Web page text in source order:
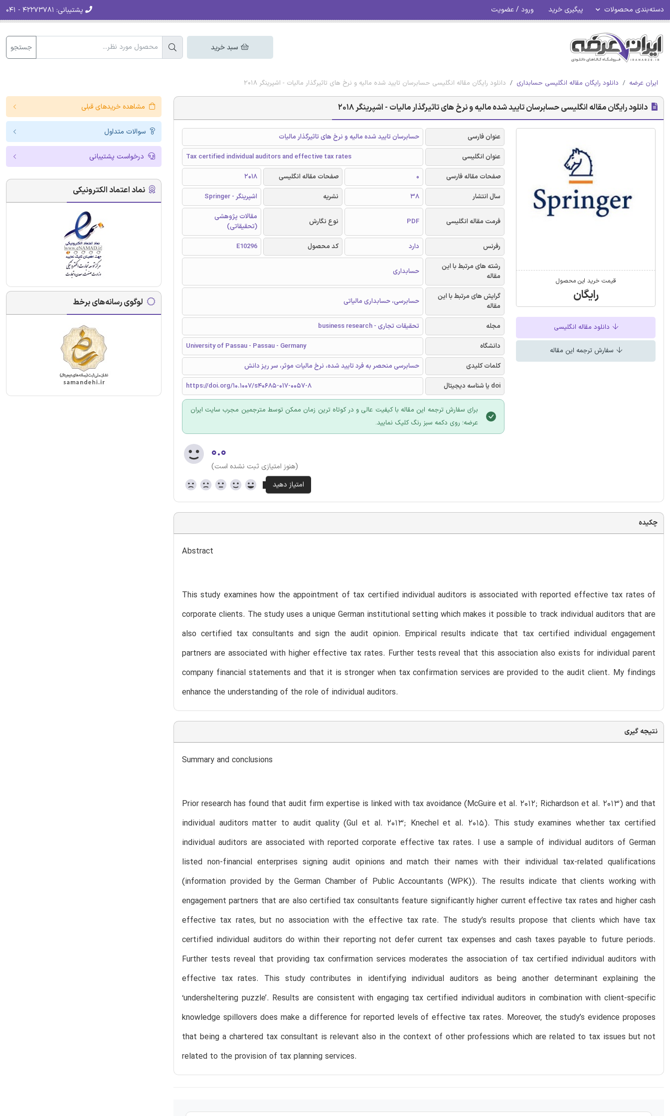
دسته‌بندی محصولات پیگیری خرید ورود / عضویت پشتیبانی:
سبد خرید جستجو
ایران عرضه دانلود رایگان مقاله انگلیسی حسابداری دانلود رایگان مقاله انگلیسی حسابرسان تایید شده مالیه و نرخ های تاثیرگذار مالیات - اشپرینگر 2018
دانلود رایگان مقاله انگلیسی حسابرسان تایید شده مالیه و نرخ های تاثیرگذار مالیات - اشپرینگر 2018
قیمت خرید این محصول
رایگان
دانلود مقاله انگلیسی
سفارش ترجمه این مقاله
عنوان فارسی
حسابرسان تایید شده مالیه و نرخ های تاثیرگذار مالیات
عنوان انگلیسی
Tax certified individual auditors and effective tax rates
صفحات مقاله فارسی
0 صفحات مقاله انگلیسی
2018
سال انتشار
38 نشریه اشپرینگر - Springer
فرمت مقاله انگلیسی PDF نوع نگارش
مقالات پژوهشی
(تحقیقاتی)
رفرنس
دارد کد محصول
E10296
رشته های مرتبط با این
مقاله
حسابداری
گرایش های مرتبط با این
مقاله
حسابرسی، حسابداری مالیاتی
مجله
تحقیقات تجاری - business research
دانشگاه
University of Passau - Passau - Germany
کلمات کلیدی
حسابرسی منحصر به فرد تایید شده، نرخ مالیات موثر، سر ریز دانش
doi یا شناسه دیجیتال
https://doi.org/10.1007/s40685-017-0057-8
برای سفارش ترجمه این مقاله با کیفیت عالی و در کوتاه ترین زمان ممکن توسط مترجمین مجرب سایت ایران
عرضه؛ روی دکمه سبز رنگ کلیک نمایید.
۰.۰
(هنوز امتیازی ثبت نشده است)
چکیده
Abstract
This study examines how the appointment of tax certified individual auditors is associated with reported effective tax rates of
corporate clients. The study uses a unique German institutional setting which makes it possible to track individual auditors that are
also certified tax consultants and sign the audit opinion. Empirical results indicate that tax certified individual engagement
partners are associated with higher effective tax rates. Further tests reveal that this association also exists for individual parent
company financial statements and that it is stronger when tax confirmation services are provided to the audit client. My findings
enhance the understanding of the role of individual auditors.
نتیجه گیری
Summary and conclusions
Prior research has found that audit firm expertise is linked with tax avoidance (McGuire et al. 2012; Richardson et al. 2013) and that
individual auditors matter to audit quality (Gul et al. 2013; Knechel et al. 2015). This study examines whether tax certified
individual auditors are associated with reported corporate effective tax rates. I use a sample of individual auditors of German
listed non-financial enterprises signing audit opinions and match their names with their individual tax-related qualifications
(information provided by the German Chamber of Public Accountants (WPK)). The results indicate that clients working with
engagement partners that are also certified tax consultants feature significantly higher current effective tax rates and higher cash
effective tax rates, but no association with the effective tax rate. The study’s results propose that clients which have tax
certified individual auditors do within their reporting not defer current tax expenses and cash taxes payable to future periods.
Further tests reveal that providing tax confirmation services moderates the association of tax certified individual auditors with
effective tax rates. This study contributes in identifying individual auditors as being another determinant explaining the
‘undersheltering puzzle’. Results are consistent with engaging tax certified individual auditors in combination with client-specific
knowledge spillovers does make a difference for reported levels of effective tax rates. Moreover, the study’s evidence proposes
that being a chartered tax consultant is relevant also in the context of other professions which are related to tax issues but not
related to the provision of tax planning services.
مشاهده خریدهای قبلی
سوالات متداول
درخواست پشتیبانی
نماد اعتماد الکترونیکی
لوگوی رسانه‌های برخط